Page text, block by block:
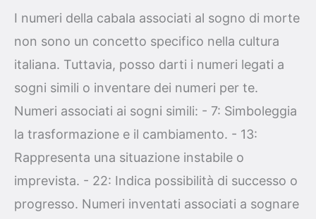
I numeri della cabala associati al sogno di morte
non sono un concetto specifico nella cultura
italiana. Tuttavia, posso darti i numeri legati a
sogni simili o inventare dei numeri per te.
Numeri associati ai sogni simili: - 7: Simboleggia
la trasformazione e il cambiamento. - 13:
Rappresenta una situazione instabile o
imprevista. - 22: Indica possibilità di successo o
progresso. Numeri inventati associati a sognare